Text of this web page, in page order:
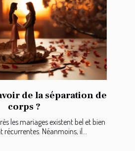
de la séparation de
corps ?
les mariages existent bel et bien
Néanmoins, il...